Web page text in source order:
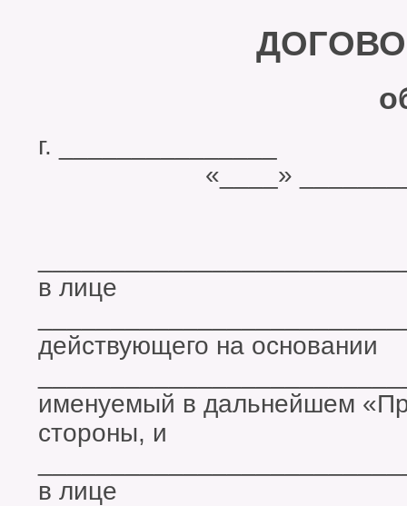
г.
«____»
в лице
действующего на основании
именуемый в дальнейшем
стороны, и
в лице